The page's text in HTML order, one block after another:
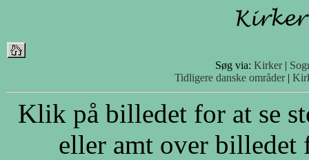
Søg via: Kirker|
Tidligere danske områder|
Klik på billedet for at se
eller amt over billedet